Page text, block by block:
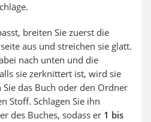
breiten Sie zuerst die
aus und streichen sie glatt.
nach unten und die
sie zerknittert ist, wird sie
das Buch oder den Ordner
Stoff. Schlagen Sie ihn
des Buches, sodass er 1 bis